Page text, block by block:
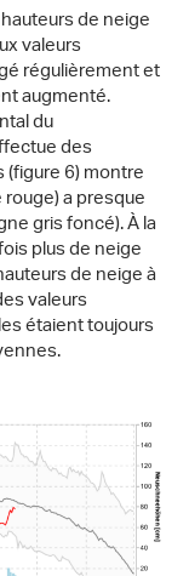
de neige
valeurs
régulièrement et
augmenté.
du
des
6) montre
a presque
gris foncé). À la
plus de neige
de neige à
valeurs
étaient toujours